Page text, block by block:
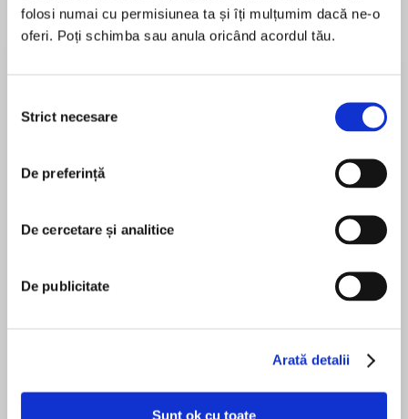
folosi numai cu permisiunea ta și îți mulțumim dacă ne-o
oferi. Poți schimba sau anula oricând acordul tău.
consimțământului
Strict necesare
De preferință
De cercetare și analitice
De publicitate
Arată detalii
Sunt ok cu toate
A SUNDAY TIMES SPORTS BOOK OF THE YEAR
A FINANCIAL TIMES SPORTS BOOK OF THE
YEAR
În acest moment nu există recenzii